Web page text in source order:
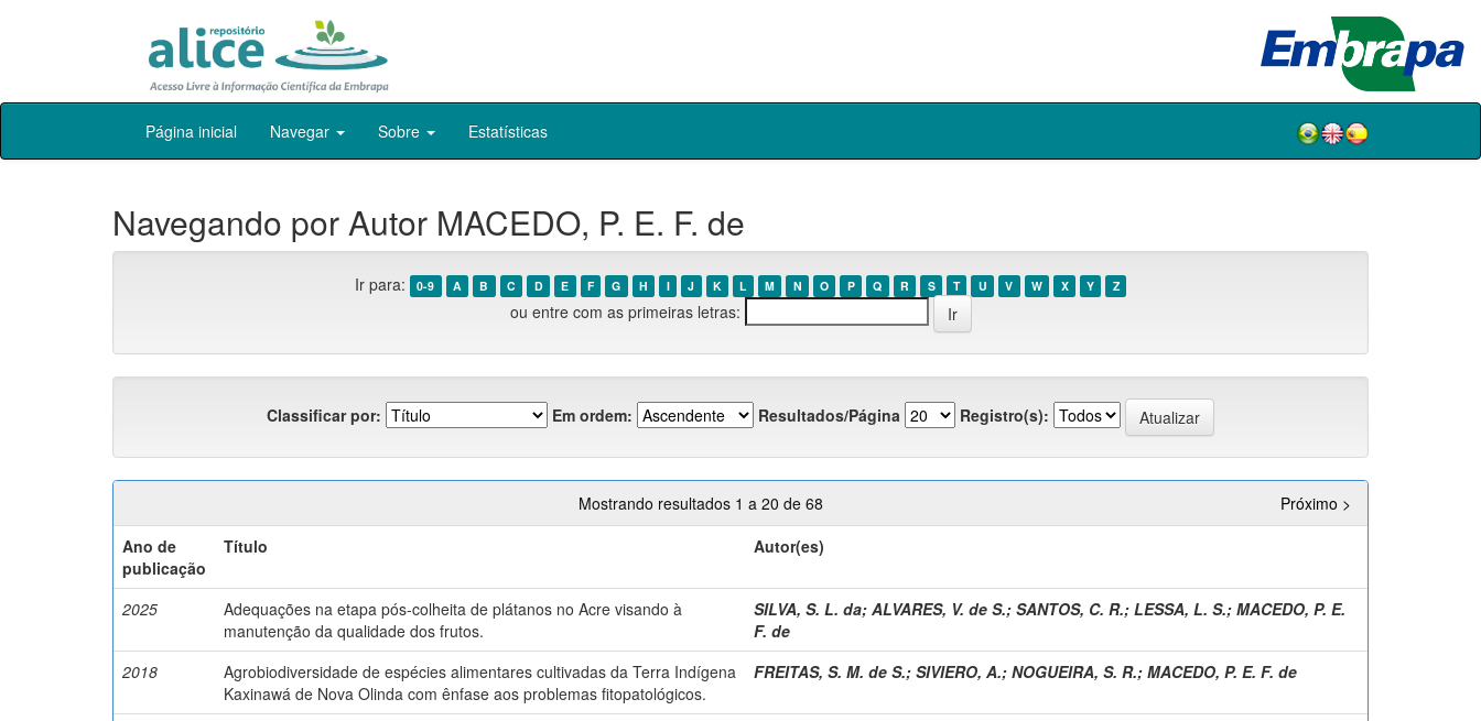
Skip
Página inicial Navegar Sobre Estatísticas
Navegando por Autor MACEDO, P. E. F. de
Ir para: 0-9 A B C D E F G H I J K L M N O P Q R S T U V W X Y Z
ou entre com as primeiras letras:
Classificar por: Em ordem: Resultados/Página Registro(s):
Mostrando resultados 1 a 20 de 68
Próximo >
Ano de
publicação
Título Autor(es)
2025
Adequações na etapa pós-colheita de plátanos no Acre visando à
manutenção da qualidade dos frutos.
SILVA, S. L. da; ALVARES, V. de S.; SANTOS, C. R.; LESSA, L. S.; MACEDO, P. E.
F. de
2018
Agrobiodiversidade de espécies alimentares cultivadas da Terra Indígena
Kaxinawá de Nova Olinda com ênfase aos problemas fitopatológicos.
FREITAS, S. M. de S.; SIVIERO, A.; NOGUEIRA, S. R.; MACEDO, P. E. F. de